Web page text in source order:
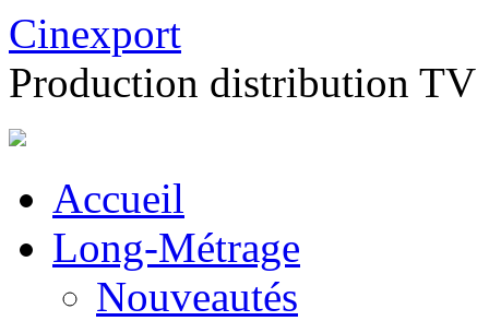
Cinexport
Production distribution TV
Accueil
Long-Métrage
Nouveautés